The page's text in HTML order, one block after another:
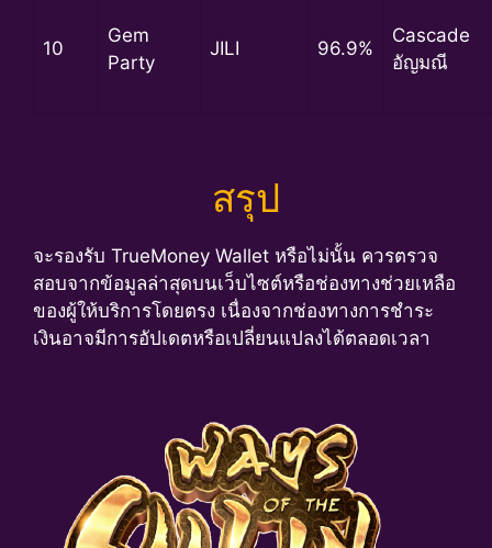
10
Gem
Party
JILI 96.9%
Cascade
อัญมณี
สรุป
จะรองรับ TrueMoney Wallet หรือไม่นั้น ควรตรวจ
สอบจากข้อมูลล่าสุดบนเว็บไซต์หรือช่องทางช่วยเหลือ
ของผู้ให้บริการโดยตรง เนื่องจากช่องทางการชำระ
เงินอาจมีการอัปเดตหรือเปลี่ยนแปลงได้ตลอดเวลา